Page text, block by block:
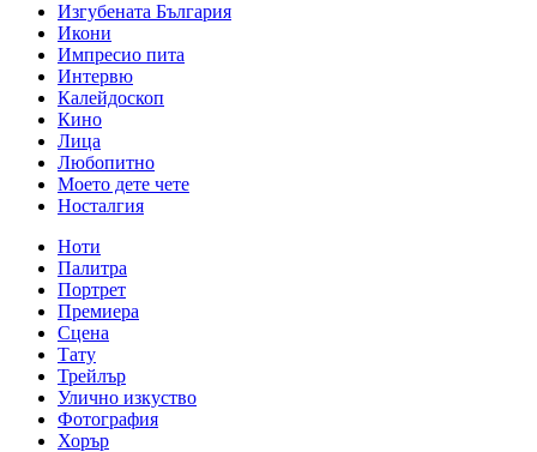
Изгубената България
Икони
Импресио пита
Интервю
Калейдоскоп
Кино
Лица
Любопитно
Моето дете чете
Носталгия
Ноти
Палитра
Портрет
Премиера
Сцена
Тату
Трейлър
Улично изкуство
Фотография
Хорър